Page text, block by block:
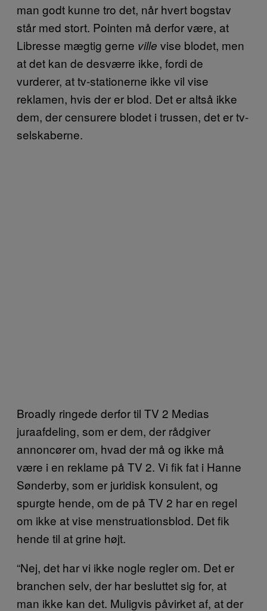
man godt kunne tro det, når hvert bogstav
står med stort. Pointen må derfor være, at
Libresse mægtig gerne ville vise blodet, men
at det kan de desværre ikke, fordi de
vurderer, at tv-stationerne ikke vil vise
reklamen, hvis der er blod. Det er altså ikke
dem, der censurere blodet i trussen, det er tv-
selskaberne.
Broadly ringede derfor til TV 2 Medias
juraafdeling, som er dem, der rådgiver
annoncører om, hvad der må og ikke må
være i en reklame på TV 2. Vi fik fat i Hanne
Sønderby, som er juridisk konsulent, og
spurgte hende, om de på TV 2 har en regel
om ikke at vise menstruationsblod. Det fik
hende til at grine højt.
“Nej, det har vi ikke nogle regler om. Det er
branchen selv, der har besluttet sig for, at
man ikke kan det. Muligvis påvirket af, at der